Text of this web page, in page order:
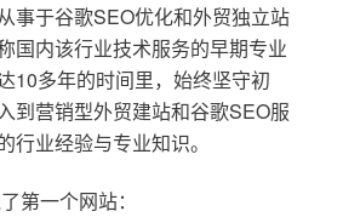
事于谷歌SEO优化和外贸独立站
国内该行业技术服务的早期专业
10多年的时间里，始终坚守初
到营销型外贸建站和谷歌SEO服
行业经验与专业知识。
第一个网站：